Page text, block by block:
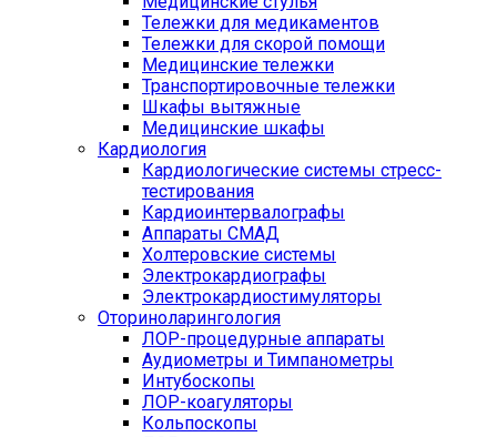
Тележки для медикаментов
Тележки для скорой помощи
Медицинские тележки
Транспортировочные тележки
Шкафы вытяжные
Медицинские шкафы
Кардиология
Кардиологические системы стресс-
тестирования
Кардиоинтервалографы
Аппараты СМАД
Холтеровские системы
Электрокардиографы
Электрокардиостимуляторы
Оториноларингология
ЛОР-процедурные аппараты
Аудиометры и Тимпанометры
Интубоскопы
ЛОР-коагуляторы
Кольпоскопы